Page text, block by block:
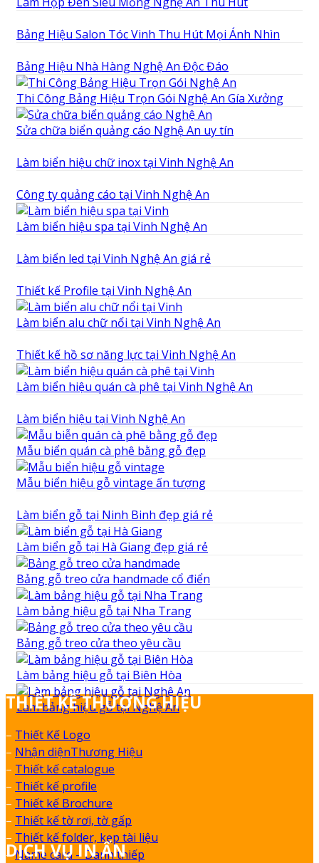
Bảng Hiệu Salon Tóc Vinh Thu Hút Mọi Ánh Nhìn
Bảng Hiệu Nhà Hàng Nghệ An Độc Đáo
Thi Công Bảng Hiệu Trọn Gói Nghệ An Gía Xưởng
Sửa chữa biển quảng cáo Nghệ An uy tín
Làm biển hiệu chữ inox tại Vinh Nghệ An
Công ty quảng cáo tại Vinh Nghệ An
Làm biển hiệu spa tại Vinh Nghệ An
Làm biển led tại Vinh Nghệ An giá rẻ
Thiết kế Profile tại Vinh Nghệ An
Làm biển alu chữ nổi tại Vinh Nghệ An
Thiết kế hồ sơ năng lực tại Vinh Nghệ An
Làm biển hiệu quán cà phê tại Vinh Nghệ An
Làm biển hiệu tại Vinh Nghệ An
Mẫu biển quán cà phê bằng gỗ đẹp
Mẫu biển hiệu gỗ vintage ấn tượng
Làm biển gỗ tại Ninh Binh đẹp giá rẻ
Làm biển gỗ tại Hà Giang đẹp giá rẻ
Bảng gỗ treo cửa handmade cổ điển
Làm bảng hiệu gỗ tại Nha Trang
Bảng gỗ treo cửa theo yêu cầu
Làm bảng hiệu gỗ tại Biên Hòa
Làm bảng hiệu gỗ tại Nghệ An
THIẾT KẾ THƯƠNG HIỆU
– Thiết Kế Logo
– Nhận diệnThương Hiệu
– Thiết kế catalogue
– Thiết kế profile
– Thiết kế Brochure
– Thiết kế tờ rơi, tờ gấp
– Thiết kế folder, kẹp tài liệu
–Name card – Danh thiếp
DỊCH VỤ IN ẤN